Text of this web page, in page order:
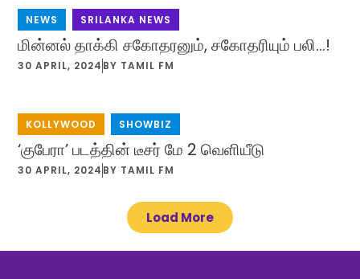
NEWS SRILANKA NEWS
மின்னல் தாக்கி சகோதரனும், சகோதரியும் பலி…!
30 APRIL, 2024 BY TAMIL FM
KOLLYWOOD SHOWBIZ
‘குபேரா’ படத்தின் டீசர் மே 2 வெளியீடு
30 APRIL, 2024 BY TAMIL FM
Load More